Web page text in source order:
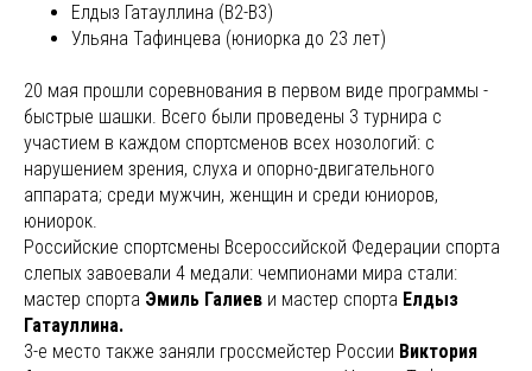
Елдыз Гатауллина (В2-В3)
Ульяна Тафинцева (юниорка до 23 лет)
20 мая прошли соревнования в первом виде программы -
быстрые шашки. Всего были проведены 3 турнира с
участием в каждом спортсменов всех нозологий: с
нарушением зрения, слуха и опорно-двигательного
аппарата; среди мужчин, женщин и среди юниоров,
юниорок.
Российские спортсмены Всероссийской Федерации спорта
слепых завоевали 4 медали: чемпионами мира стали:
мастер спорта Эмиль Галиев и мастер спорта Елдыз
Гатауллина.
3-е место также заняли гроссмейстер России Виктория